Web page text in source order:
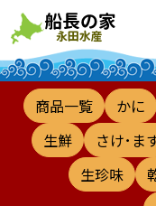
商品一覧 かに
生鮮
さけ･ま
生珍味